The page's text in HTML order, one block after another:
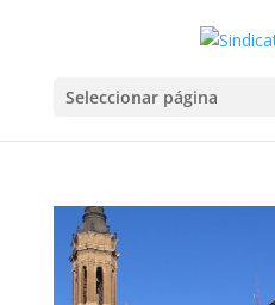
Seleccionar página